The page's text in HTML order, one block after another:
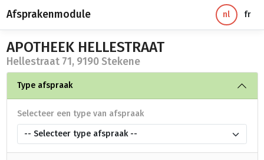
Afsprakenmodule nl fr
APOTHEEK HELLESTRAAT
Hellestraat 71, 9190 Stekene
Type afspraak
Selecteer een type van afspraak
-- Selecteer type afspraak --